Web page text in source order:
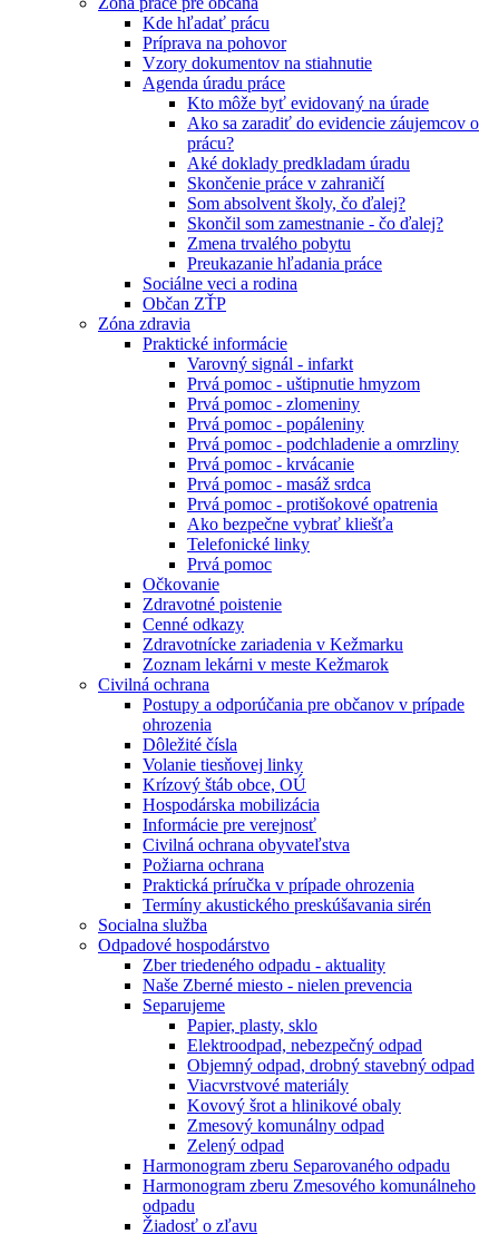
Kde hľadať prácu
Príprava na pohovor
Vzory dokumentov na stiahnutie
Agenda úradu práce
Kto môže byť evidovaný na úrade
Ako sa zaradiť do evidencie záujemcov o
prácu?
Aké doklady predkladam úradu
Skončenie práce v zahraničí
Som absolvent školy, čo ďalej?
Skončil som zamestnanie - čo ďalej?
Zmena trvalého pobytu
Preukazanie hľadania práce
Sociálne veci a rodina
Občan ZŤP
Zóna zdravia
Praktické informácie
Varovný signál - infarkt
Prvá pomoc - uštipnutie hmyzom
Prvá pomoc - zlomeniny
Prvá pomoc - popáleniny
Prvá pomoc - podchladenie a omrzliny
Prvá pomoc - krvácanie
Prvá pomoc - masáž srdca
Prvá pomoc - protišokové opatrenia
Ako bezpečne vybrať kliešťa
Telefonické linky
Prvá pomoc
Očkovanie
Zdravotné poistenie
Cenné odkazy
Zdravotnícke zariadenia v Kežmarku
Zoznam lekárni v meste Kežmarok
Civilná ochrana
Postupy a odporúčania pre občanov v prípade
ohrozenia
Dôležité čísla
Volanie tiesňovej linky
Krízový štáb obce, OÚ
Hospodárska mobilizácia
Informácie pre verejnosť
Civilná ochrana obyvateľstva
Požiarna ochrana
Praktická príručka v prípade ohrozenia
Termíny akustického preskúšavania sirén
Socialna služba
Odpadové hospodárstvo
Zber triedeného odpadu - aktuality
Naše Zberné miesto - nielen prevencia
Separujeme
Papier, plasty, sklo
Elektroodpad, nebezpečný odpad
Objemný odpad, drobný stavebný odpad
Viacvrstvové materiály
Kovový šrot a hlinikové obaly
Zmesový komunálny odpad
Zelený odpad
Harmonogram zberu Separovaného odpadu
Harmonogram zberu Zmesového komunálneho
odpadu
Žiadosť o zľavu